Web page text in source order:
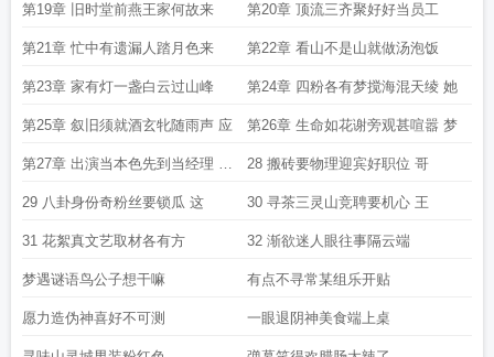
第19章 旧时堂前燕王家何故来 第20章 顶流三齐聚好好当员工
第21章 忙中有遗漏人踏月色来 第22章 看山不是山就做汤泡饭
第23章 家有灯一盏白云过山峰 第24章 四粉各有梦搅海混天绫 她
第25章 叙旧须就酒玄牝随雨声 应 第26章 生命如花谢旁观甚喧嚣 梦
第27章 出演当本色先到当经理 综
艺上架开播
28 搬砖要物理迎宾好职位 哥
29 八卦身份奇粉丝要锁瓜 这 30 寻茶三灵山竞聘要机心 王
31 花絮真文艺取材各有方 32 渐欲迷人眼往事隔云端
梦遇谜语鸟公子想干嘛 有点不寻常某组乐开贴
愿力造伪神喜好不可测 一眼退阴神美食端上桌